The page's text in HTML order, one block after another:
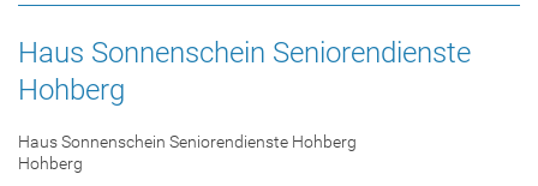
Haus Sonnenschein Seniorendienste
Hohberg
Haus Sonnenschein Seniorendienste Hohberg
Hohberg